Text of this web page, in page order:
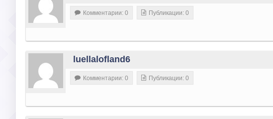
Комментарии: 0 Публикации: 0
luellalofland6
Комментарии: 0 Публикации: 0